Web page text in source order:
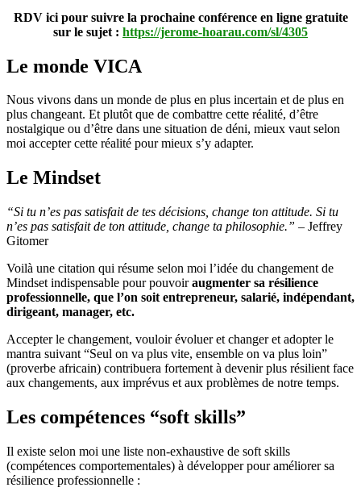
RDV ici pour suivre la prochaine conférence en ligne gratuite
sur le sujet : https://jerome-hoarau.com/sl/4305
Le monde VICA
Nous vivons dans un monde de plus en plus incertain et de plus en
plus changeant. Et plutôt que de combattre cette réalité, d’être
nostalgique ou d’être dans une situation de déni, mieux vaut selon
moi accepter cette réalité pour mieux s’y adapter.
Le Mindset
“Si tu n’es pas satisfait de tes décisions, change ton attitude. Si tu
n’es pas satisfait de ton attitude, change ta philosophie.” – Jeffrey
Gitomer
Voilà une citation qui résume selon moi l’idée du changement de
Mindset indispensable pour pouvoiraugmenter sa résilience
professionnelle, que l’on soit entrepreneur, salarié, indépendant,
dirigeant, manager, etc.
Accepter le changement, vouloir évoluer et changer et adopter le
mantra suivant “Seul on va plus vite, ensemble on va plus loin”
(proverbe africain) contribuera fortement à devenir plus résilient face
aux changements, aux imprévus et aux problèmes de notre temps.
Les compétences “soft skills”
Il existe selon moi une liste non-exhaustive de soft skills
(compétences comportementales) à développer pour améliorer sa
résilience professionnelle :